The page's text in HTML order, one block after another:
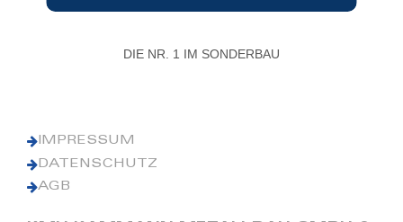
DIE NR. 1 IM SONDERBAU
IMPRESSUM
DATENSCHUTZ
AGB